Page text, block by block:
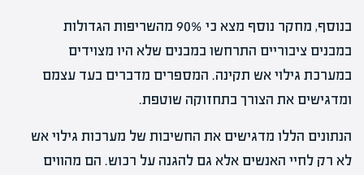
בנוסף, מחקר נוסף מצא כי 90% מהשריפות הגדולות
במבנים ציבוריים התרחשו במבנים שלא היו מצוידים
במערכת גילוי אש תקינה. המספרים מדברים בעד עצמם
ומדגישים את הצורך בתחזוקה שוטפת.
הנתונים הללו מדגישים את החשיבות של מערכות גילוי אש
לא רק לחיי האנשים אלא גם להגנה על רכוש. הם מהווים